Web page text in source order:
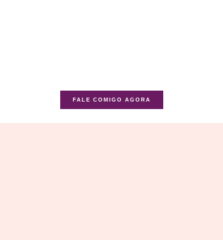
FALE COMIGO AGORA